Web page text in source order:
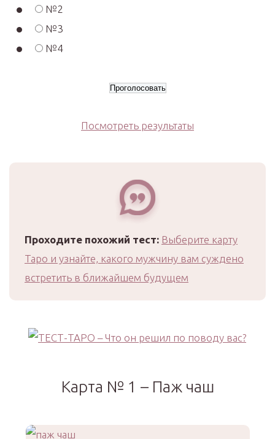
№2
№3
№4
Посмотреть результаты
Проходите похожий тест: Выберите карту
Таро и узнайте, какого мужчину вам суждено
встретить в ближайшем будущем
Карта № 1 – Паж чаш